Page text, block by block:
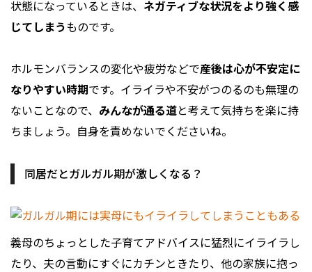
状態になっているときは、 ネガティブな状況をより強く感
じてしまうものです。
ホルモンバランスの変化や疲労などで産後は心が不安定に
なりやすい時期です。イライラや不安がつのるのも無理の
ないことなので、 みんなが通る道と考えて気持ちを楽に持
ちましょう。自身を責めないでくださいね。
同居だとガルガル期が激しくなる？
義母のちょっとした子育てアドバイスに猛烈にイライラし
たり、夫の言動にすぐにカチンときたり、他の家族に抱っ